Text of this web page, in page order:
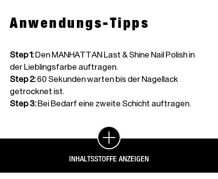
Anwendungs-Tipps
Step 1:Den MANHATTAN Last & Shine Nail Polish in
der Lieblingsfarbe auftragen.
Step 2:60 Sekunden warten bis der Nagellack
getrocknet ist.
Step 3:Bei Bedarf eine zweite Schicht auftragen.
INHALTSSTOFFE ANZEIGEN